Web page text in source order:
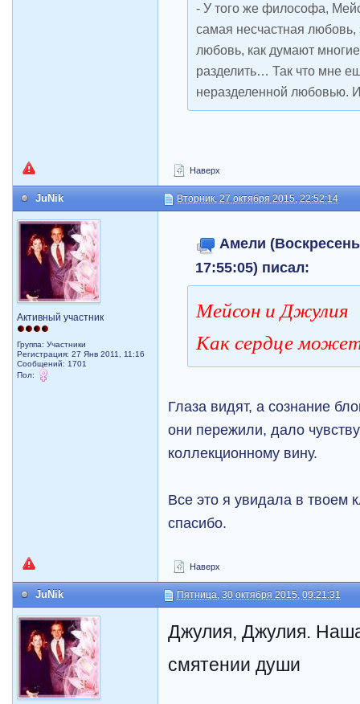
- У того же философа,
самая несчастная любовь,
любовь, как думают
разделить… Так что мне
неразделенной любовью.
Наверх
JuNik Вторник, 27 октября 2015, 22:52:14
Активный участник
Группа: Участники
Регистрация: 27 Янв 2011, 11:16
Сообщений: 1701
Пол:
Амели
17:55:05) писал:
Мейсон и Джулия
Как сердце
Глаза видят, а сознание
они пережили, дало
коллекционному вину.
Все это я увидала в твоем
спасибо.
Наверх
JuNik Пятница, 30 октября 2015, 09:21:31
Джулия, Джулия.
смятении души